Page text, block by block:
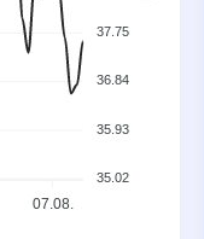
07.08.
37.75
36.84
35.93
35.02